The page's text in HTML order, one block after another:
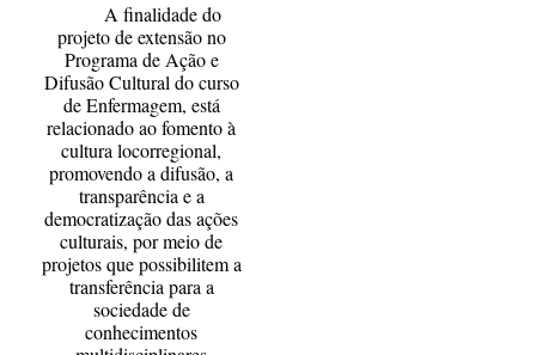
A finalidade do
projeto de extensão no
Programa de Ação e
Difusão Cultural do curso
de Enfermagem, está
relacionado ao fomento à
cultura locorregional,
promovendo a difusão, a
transparência e a
democratização das ações
culturais, por meio de
projetos que possibilitem a
transferência para a
sociedade de
conhecimentos